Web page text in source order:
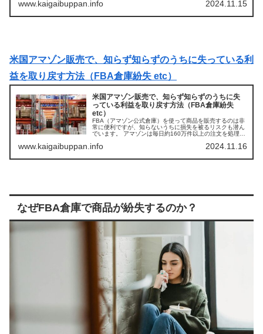
対応するための具体的な手順を...
www.kaigaibuppan.info 2024.11.15
米国アマゾン販売で、知らず知らずのうちに失っている利
益を取り戻す方法（FBA倉庫紛失 etc）
米国アマゾン販売で、知らず知らずのうちに失
っている利益を取り戻す方法（FBA倉庫紛失
etc）
FBA（アマゾン公式倉庫）を使って商品を販売するのは非
常に便利ですが、知らないうちに損失を被るリスクも潜ん
でいます。 アマゾンは毎日約160万件以上の注文を処理し
が発生します。 本記事では...
www.kaigaibuppan.info 2024.11.16
なぜFBA倉庫で商品が紛失するのか？